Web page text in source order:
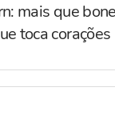
mais que
toca corações